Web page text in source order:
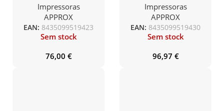
Térmica/ papel largo
80mm/ USB-RS232/
Preta
Impressoras
APPROX
EAN: 8435099519423
Sem stock
76,00 €
Térmica/ papel largo
80mm/ USB-RS232-
Ethernet/ Preta
Impressoras
APPROX
EAN: 8435099519430
Sem stock
96,97 €